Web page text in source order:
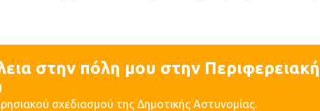
στην πόλη μου στην Περιφερειακή
σχεδιασμού της Δημοτικής Αστυνομίας.